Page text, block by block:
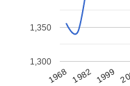
1968 1982 1999
1,300
1,350